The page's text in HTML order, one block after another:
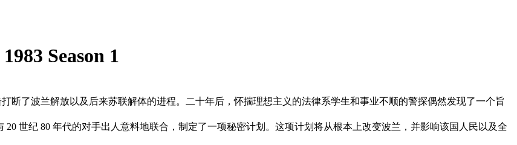
Season 1
打断了波兰解放以及后来苏联解体的进程。二十年后，怀揣理想主义的法律系学生和事业不顺的警探偶然发现了一个旨
世纪 80 年代的对手出人意料地联合，制定了一项秘密计划。这项计划将从根本上改变波兰，并影响该国人民以及全